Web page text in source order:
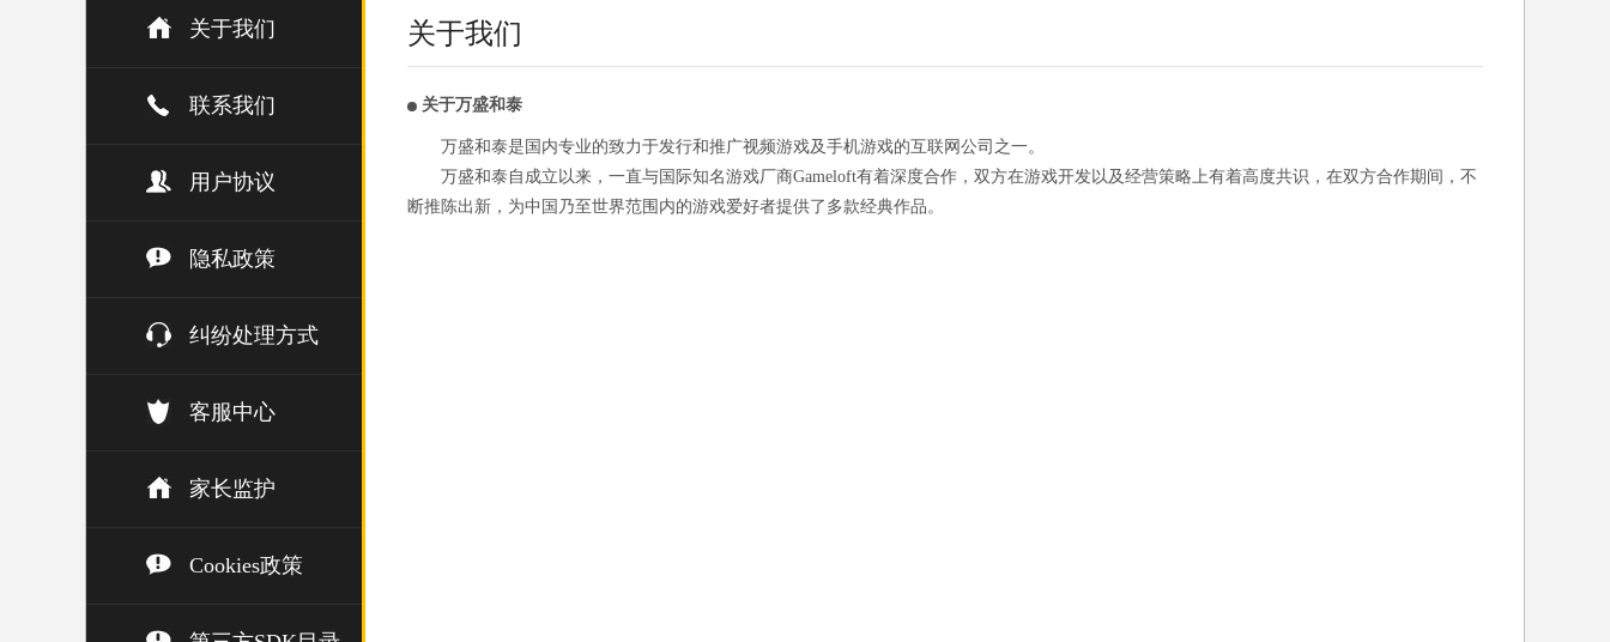
关于我们
联系我们
用户协议
隐私政策
纠纷处理方式
客服中心
家长监护
Cookies政策
关于我们
关于万盛和泰
万盛和泰是国内专业的致力于发行和推广视频游戏及手机游戏的互联网公司之一。
万盛和泰自成立以来，一直与国际知名游戏厂商Gameloft有着深度合作，双方在游戏开发以及经营策略上有着高度共识，在双方合作期间，不
断推陈出新，为中国乃至世界范围内的游戏爱好者提供了多款经典作品。